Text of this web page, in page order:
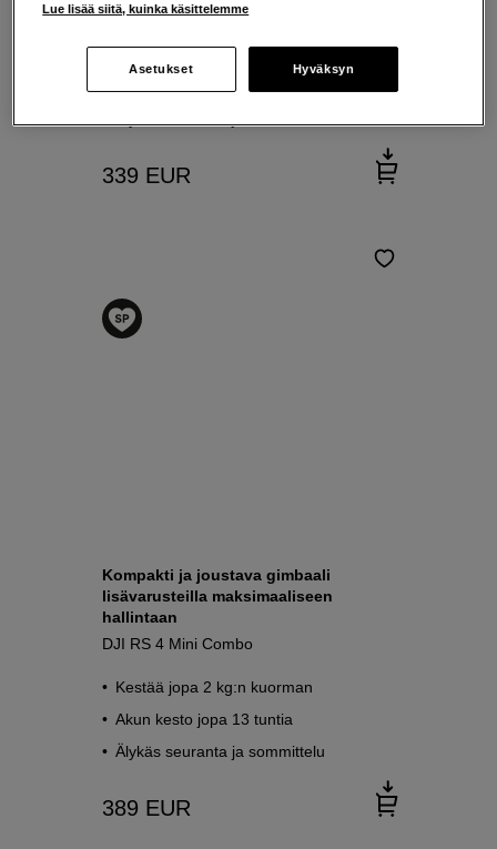
DJI RS 4 Mini
Kestää jopa 2 kg:n kuorman
Akun kesto jopa 13 tuntia
339 EUR
Kompakti ja joustava gimbaali
lisävarusteilla maksimaaliseen
hallintaan
DJI RS 4 Mini Combo
Kestää jopa 2 kg:n kuorman
Akun kesto jopa 13 tuntia
Älykäs seuranta ja sommittelu
389 EUR
Lue lisää siitä, kuinka käsittelemme
Asetukset Hyväksyn